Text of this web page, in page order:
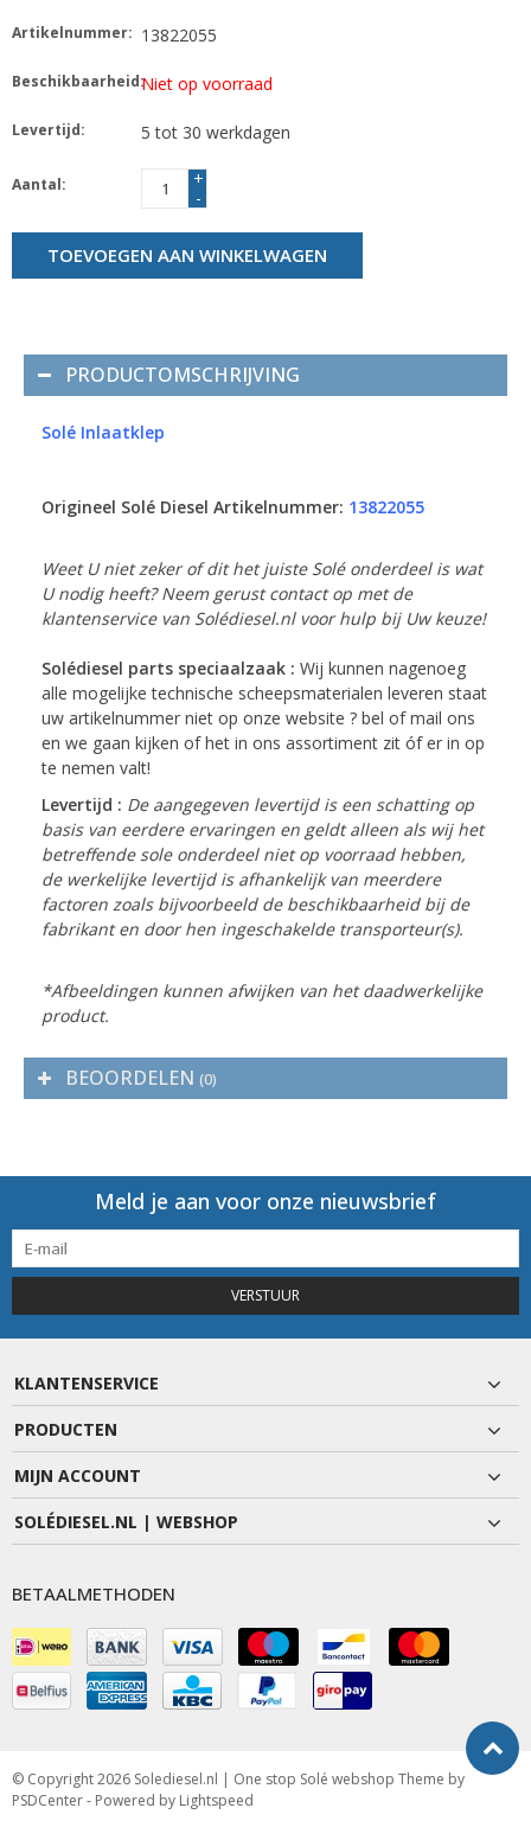
Artikelnummer: 13822055
Beschikbaarheid:Niet op voorraad
Levertijd: 5 tot 30 werkdagen
Aantal:
+
-
TOEVOEGEN AAN WINKELWAGEN
PRODUCTOMSCHRIJVING
Solé Inlaatklep
Origineel Solé Diesel Artikelnummer: 13822055
Weet U niet zeker of dit het juiste Solé onderdeel is wat
U nodig heeft? Neem gerust contact op met de
klantenservice van Solédiesel.nl voor hulp bij Uw keuze!
Solédiesel parts speciaalzaak : Wij kunnen nagenoeg
alle mogelijke technische scheepsmaterialen leveren staat
uw artikelnummer niet op onze website ? bel of mail ons
en we gaan kijken of het in ons assortiment zit óf er in op
te nemen valt!
Levertijd : De aangegeven levertijd is een schatting op
basis van eerdere ervaringen en geldt alleen als wij het
betreffende sole onderdeel niet op voorraad hebben,
de werkelijke levertijd is afhankelijk van meerdere
factoren zoals bijvoorbeeld de beschikbaarheid bij de
fabrikant en door hen ingeschakelde transporteur(s).
*Afbeeldingen kunnen afwijken van het daadwerkelijke
product.
BEOORDELEN (0)
Meld je aan voor onze nieuwsbrief
VERSTUUR
KLANTENSERVICE
PRODUCTEN
MIJN ACCOUNT
SOLÉDIESEL.NL | WEBSHOP
BETAALMETHODEN
© Copyright 2026 Solediesel.nl | One stop Solé webshop Theme by
PSDCenter- Powered by Lightspeed